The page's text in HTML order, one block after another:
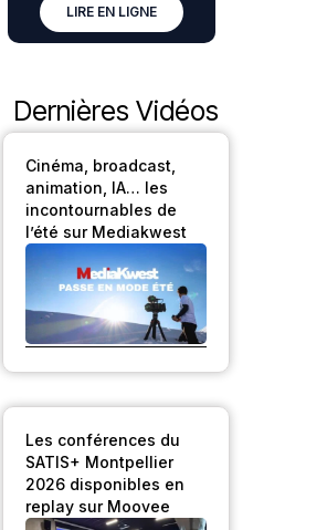
LIRE EN LIGNE
Dernières Vidéos
Cinéma, broadcast,
animation, IA… les
incontournables de
l’été sur Mediakwest
Les conférences du
SATIS+ Montpellier
2026 disponibles en
replay sur Moovee